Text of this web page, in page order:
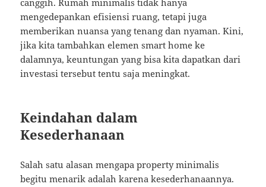
canggih. Rumah minimalis tidak hanya
mengedepankan efisiensi ruang, tetapi juga
memberikan nuansa yang tenang dan nyaman. Kini,
jika kita tambahkan elemen smart home ke
dalamnya, keuntungan yang bisa kita dapatkan dari
investasi tersebut tentu saja meningkat.
Keindahan dalam
Kesederhanaan
Salah satu alasan mengapa property minimalis
begitu menarik adalah karena kesederhanaannya.